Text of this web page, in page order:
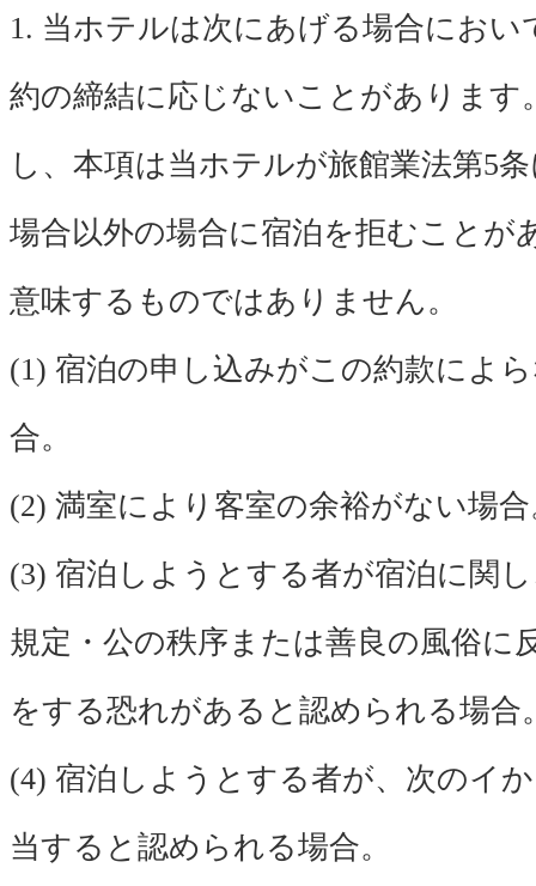
1. 当ホテルは次にあげる場合におい
約の締結に応じないことがあります
し、本項は当ホテルが旅館業法第5
場合以外の場合に宿泊を拒むことが
意味するものではありません。
(1) 宿泊の申し込みがこの約款によ
合。
(2) 満室により客室の余裕がない場
(3) 宿泊しようとする者が宿泊に関
規定・公の秩序または善良の風俗に
をする恐れがあると認められる場合
(4) 宿泊しようとする者が、次のイ
当すると認められる場合。